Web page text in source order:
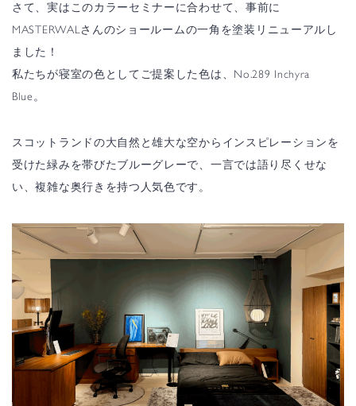
さて、実はこのカラーセミナーに合わせて、事前に
MASTERWALさんのショールームの一角を塗装リニューアルし
ました！
私たちが寝室の色としてご提案した色は、No.289 Inchyra
Blue。
スコットランドの大自然と雄大な空からインスピレーションを
受けた緑みを帯びたブルーグレーで、一言では語り尽くせな
い、複雑な奥行きを持つ人気色です。